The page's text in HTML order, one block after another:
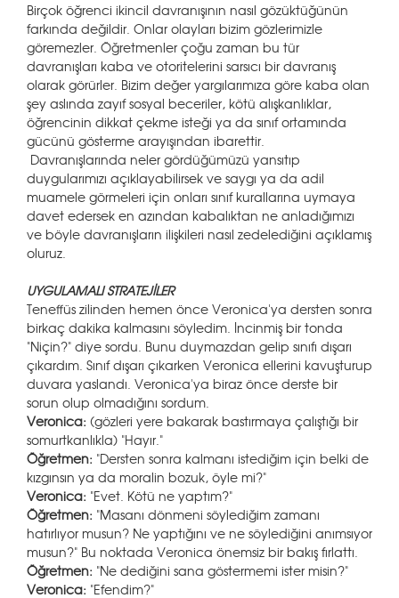
Birçok öğrenci ikincil davranışının nasıl gözüktüğünün
farkında değildir. Onlar olayları bizim gözlerimizle
göremezler. Öğretmenler çoğu zaman bu tür
davranışları kaba ve otoritelerini sarsıcı bir davranış
olarak görürler. Bizim değer yargılarımıza göre kaba olan
şey aslında zayıf sosyal beceriler, kötü alışkanlıklar,
öğrencinin dikkat çekme isteği ya da sınıf ortamında
gücünü gösterme arayışından ibarettir.
Davranışlarında neler gördüğümüzü yansıtıp
duygularımızı açıklayabilirsek ve saygı ya da adil
muamele görmeleri için onları sınıf kurallarına uymaya
davet edersek en azından kabalıktan ne anladığımızı
ve böyle davranışların ilişkileri nasıl zedelediğini açıklamış
oluruz.
UYGULAMALI STRATEJİLER
Teneffüs zilinden hemen önce Veronica'ya dersten sonra
birkaç dakika kalmasını söyledim. İncinmiş bir tonda
"Niçin?" diye sordu. Bunu duymazdan gelip sınıfı dışarı
çıkardım. Sınıf dışarı çıkarken Veronica ellerini kavuşturup
duvara yaslandı. Veronica'ya biraz önce derste bir
sorun olup olmadığını sordum.
Veronica: (gözleri yere bakarak bastırmaya çalıştığı bir
somurtkanlıkla) "Hayır."
Öğretmen: "Dersten sonra kalmanı istediğim için belki de
kızgınsın ya da moralin bozuk, öyle mi?"
Veronica: "Evet. Kötü ne yaptım?"
Öğretmen: "Masanı dönmeni söylediğim zamanı
hatırlıyor musun? Ne yaptığını ve ne söylediğini anımsıyor
musun?" Bu noktada Veronica önemsiz bir bakış fırlattı.
Öğretmen: "Ne dediğini sana göstermemi ister misin?"
Veronica: "Efendim?"